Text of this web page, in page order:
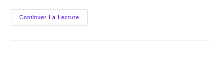
Continuer La Lecture
Première